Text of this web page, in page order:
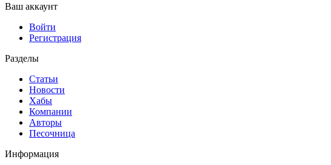
Ваш аккаунт
Войти
Регистрация
Разделы
Статьи
Новости
Хабы
Компании
Авторы
Песочница
Информация